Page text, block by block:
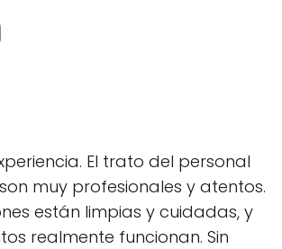
El trato del personal
muy profesionales y atentos.
están limpias y cuidadas, y
realmente funcionan. Sin